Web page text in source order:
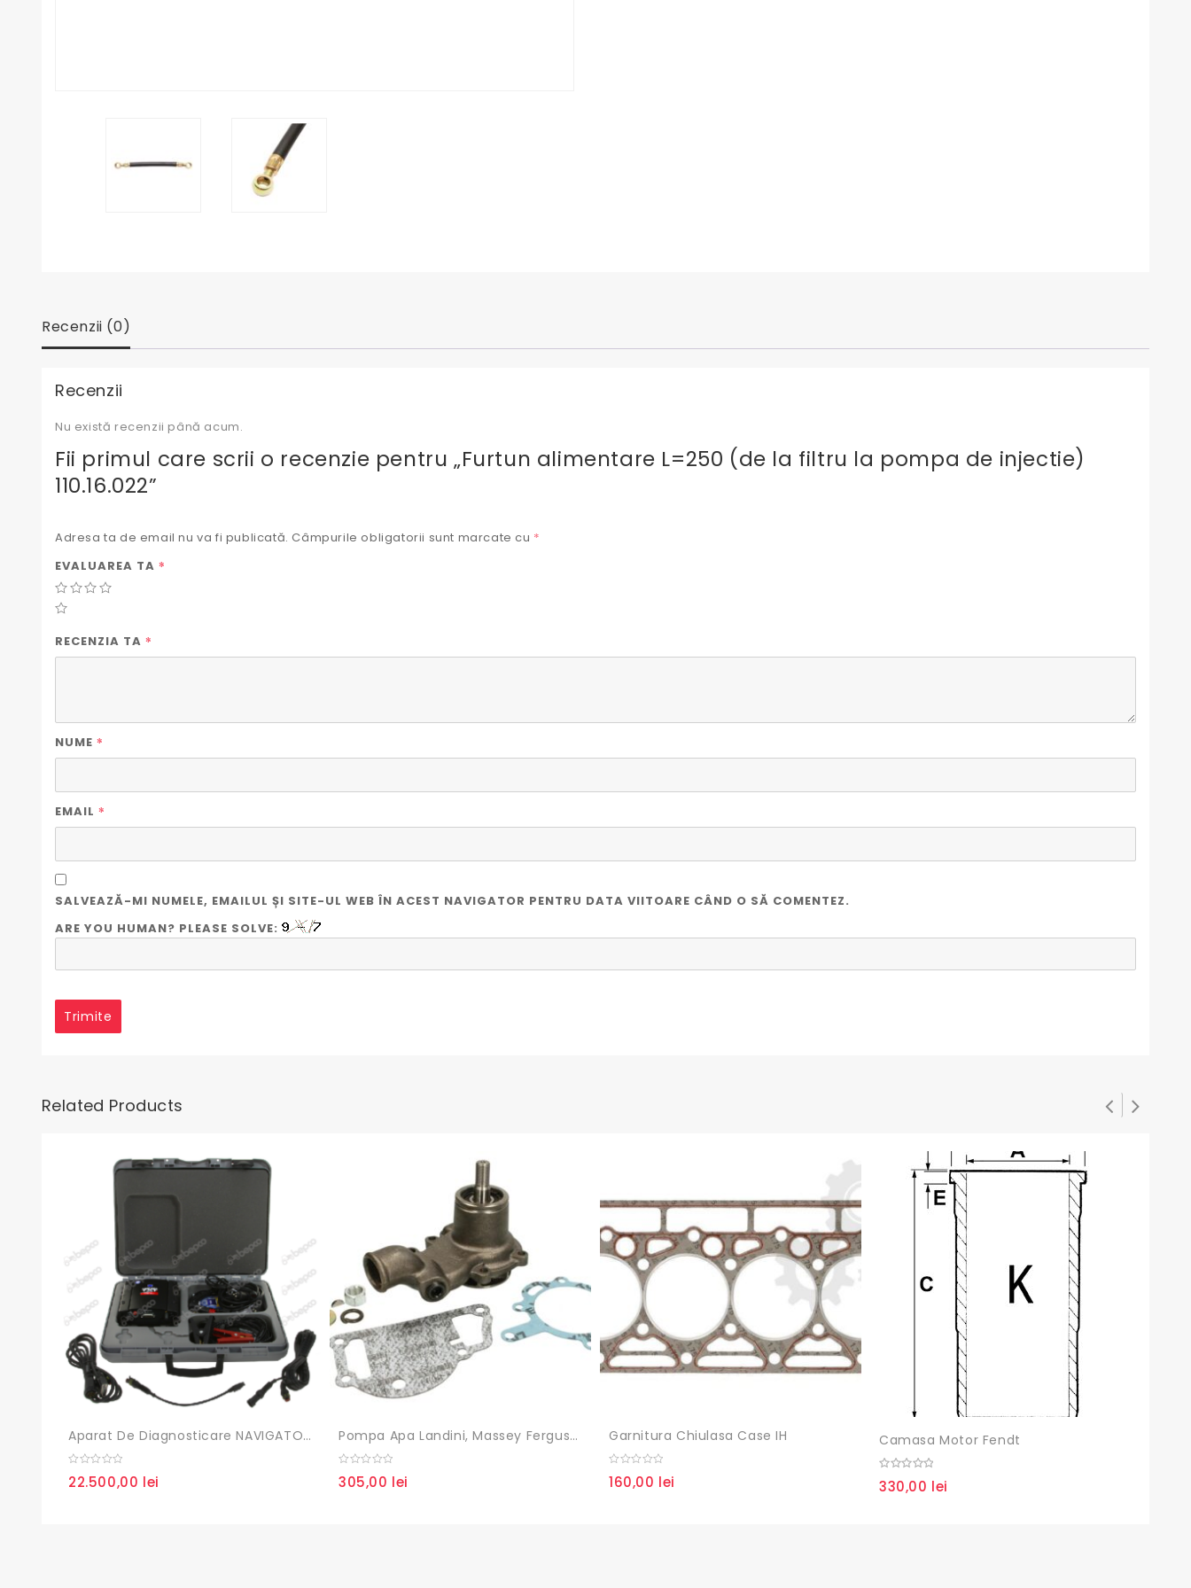
Recenzii (0)
Recenzii
Nu există recenzii până acum.
Fii primul care scrii o recenzie pentru „Furtun alimentare L=250 (de la filtru la pompa de injectie)
110.16.022”
Adresa ta de email nu va fi publicată. Câmpurile obligatorii sunt marcate cu *
EVALUAREA TA *
RECENZIA TA *
NUME *
EMAIL *
SALVEAZĂ-MI NUMELE, EMAILUL ȘI SITE-UL WEB ÎN ACEST NAVIGATOR PENTRU DATA VIITOARE CÂND O SĂ COMENTEZ.
ARE YOU HUMAN? PLEASE SOLVE:
Related Products
Aparat De Diagnosticare NAVIGATOR TXT AVEC SW OHW
out
22.500,00 lei
Pompa Apa Landini, Massey Ferguson, Renault
out
305,00 lei
Garnitura Chiulasa Case IH
out
160,00 lei
Camasa Motor Fendt
out
330,00 lei